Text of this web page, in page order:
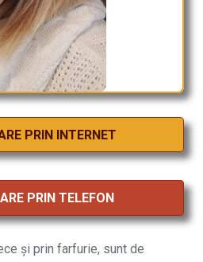
PRIN INTERNET
PRIN TELEFON
și prin farfurie, sunt de